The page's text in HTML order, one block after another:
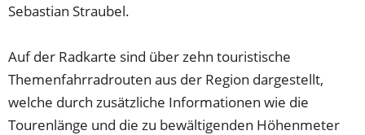
Sebastian Straubel.
Auf der Radkarte sind über zehn touristische
Themenfahrradrouten aus der Region dargestellt,
welche durch zusätzliche Informationen wie die
Tourenlänge und die zu bewältigenden Höhenmeter